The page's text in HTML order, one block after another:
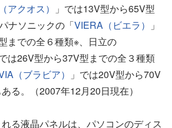
アクオス）
」では13V型から65V型
ナソニックの「VIERA（ビエラ）
」
までの全６種類※、日立の
は26V型から37V型までの全３種類
（ブラビア）
」では20V型から70V
る。（2007年12月20日現在）
る液晶パネルは、パソコンのディス